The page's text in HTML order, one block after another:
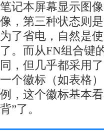
笔记本屏幕显示图
像，第三种状态则
为了省电，自然是
了。而从FN组合键
同，但几乎都采用
一个徽标（如表格
例，这个徽标基本
背”了。